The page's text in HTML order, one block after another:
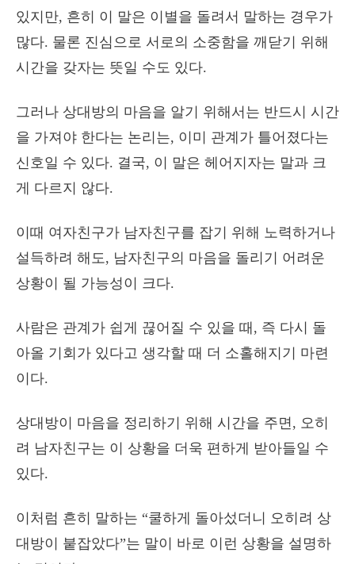
있지만, 흔히 이 말은 이별을 돌려서 말하는 경우가
많다. 물론 진심으로 서로의 소중함을 깨닫기 위해
시간을 갖자는 뜻일 수도 있다.
그러나 상대방의 마음을 알기 위해서는 반드시 시간
을 가져야 한다는 논리는, 이미 관계가 틀어졌다는
신호일 수 있다. 결국, 이 말은 헤어지자는 말과 크
게 다르지 않다.
이때 여자친구가 남자친구를 잡기 위해 노력하거나
설득하려 해도, 남자친구의 마음을 돌리기 어려운
상황이 될 가능성이 크다.
사람은 관계가 쉽게 끊어질 수 있을 때, 즉 다시 돌
아올 기회가 있다고 생각할 때 더 소홀해지기 마련
이다.
상대방이 마음을 정리하기 위해 시간을 주면, 오히
려 남자친구는 이 상황을 더욱 편하게 받아들일 수
있다.
이처럼 흔히 말하는 “쿨하게 돌아섰더니 오히려 상
대방이 붙잡았다”는 말이 바로 이런 상황을 설명하